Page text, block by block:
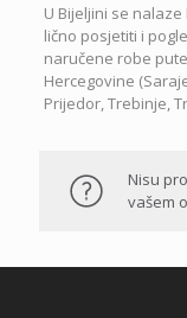
U Bijeljini se
lično posjetiti i
naručene robe
Hercegovine
Prijedor, Trebinje,
Nisu
vašem